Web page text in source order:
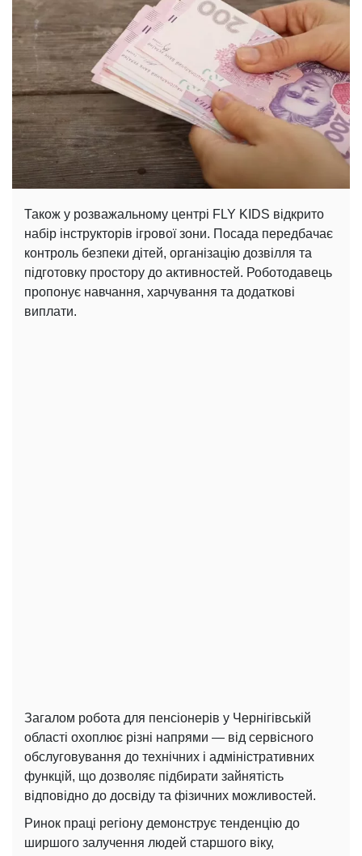
Також у розважальному центрі FLY KIDS відкрито
набір інструкторів ігрової зони. Посада передбачає
контроль безпеки дітей, організацію дозвілля та
підготовку простору до активностей. Роботодавець
пропонує навчання, харчування та додаткові
виплати.
Загалом робота для пенсіонерів у Чернігівській
області охоплює різні напрями — від сервісного
обслуговування до технічних і адміністративних
функцій, що дозволяє підбирати зайнятість
відповідно до досвіду та фізичних можливостей.
Ринок праці регіону демонструє тенденцію до
ширшого залучення людей старшого віку,